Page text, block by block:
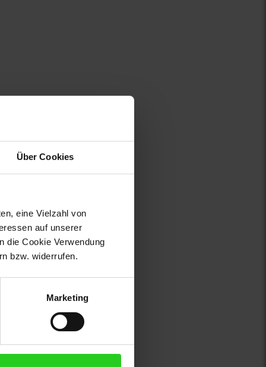
Über Cookies
eine Vielzahl von
auf unserer
die Cookie Verwendung
bzw. widerrufen.
Marketing